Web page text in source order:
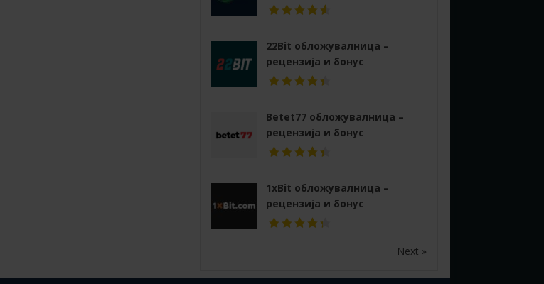
22Bit обложувалница –
рецензија и бонус
Betet77 обложувалница –
рецензија и бонус
1xBit обложувалница –
рецензија и бонус
Next »